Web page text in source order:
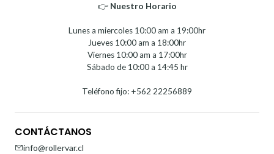
👉 Nuestro Horario⁣⁣
Lunes a miercoles 10:00 am a 19:00hr
Jueves 10:00 am a 18:00hr
Viernes 10:00 am a 17:00hr
Sábado de 10:00 a 14:45 hr
Teléfono fijo: +562 22256889
CONTÁCTANOS
info@rollervar.cl